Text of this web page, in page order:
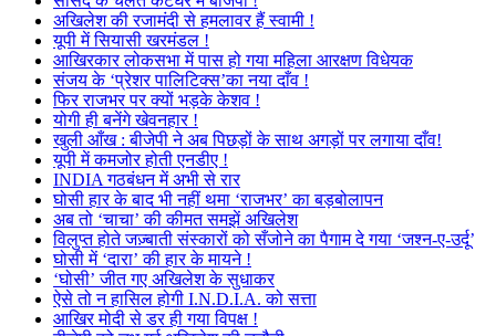
अखिलेश की रजामंदी से हमलावर हैं स्वामी !
यूपी में सियासी खरमंडल !
आखिरकार लोकसभा में पास हो गया महिला आरक्षण विधेयक
संजय के ‘प्रेशर पालिटिक्स’का नया दाँव !
फिर राजभर पर क्यों भड़के केशव !
योगी ही बनेंगे खेवनहार !
खुली आँख : बीजेपी ने अब पिछड़ों के साथ अगड़ों पर लगाया दाँव!
यूपी में कमजोर होती एनडीए !
INDIA गठबंधन में अभी से रार
घोसी हार के बाद भी नहीं थमा ‘राजभर’ का बड़बोलापन
अब तो ‘चाचा’ की कीमत समझें अखिलेश
विलुप्त होते जज़्बाती संस्कारों को सँजोने का पैगाम दे गया ‘जश्न-ए-उर्दू’
घोसी में ‘दारा’ की हार के मायने !
‘घोसी’ जीत गए अखिलेश के सुधाकर
ऐसे तो न हासिल होगी I.N.D.I.A. को सत्ता
आखिर मोदी से डर ही गया विपक्ष !